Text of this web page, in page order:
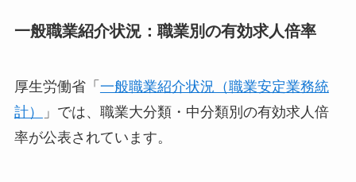
一般職業紹介状況：職業別の有効求人倍率
厚生労働省「 一般職業紹介状況（職業安定業務統
計）
」では、職業大分類・中分類別の有効求人倍
率が公表されています。